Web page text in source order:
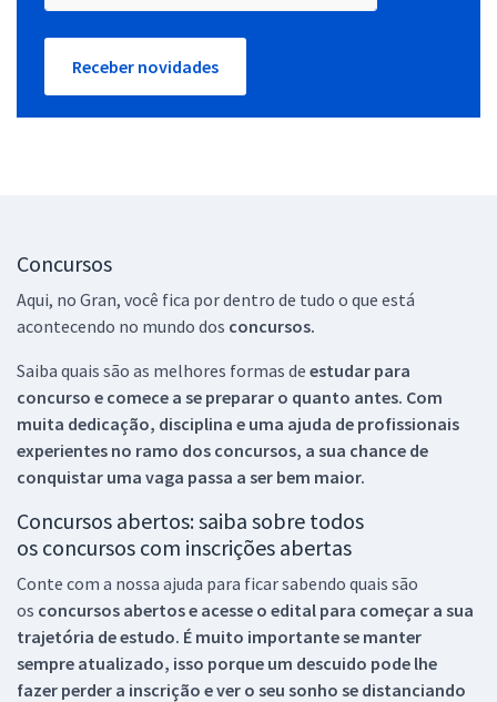
Receber novidades
Concursos
Aqui, no Gran, você fica por dentro de tudo o que está
acontecendo no mundo dos concursos.
Saiba quais são as melhores formas de estudar para
concurso e comece a se preparar o quanto antes. Com
muita dedicação, disciplina e uma ajuda de profissionais
experientes no ramo dos concursos, a sua chance de
conquistar uma vaga passa a ser bem maior.
Concursos abertos: saiba sobre todos
os concursos com inscrições abertas
Conte com a nossa ajuda para ficar sabendo quais são
os concursos abertos e acesse o edital para começar a sua
trajetória de estudo. É muito importante se manter
sempre atualizado, isso porque um descuido pode lhe
fazer perder a inscrição e ver o seu sonho se distanciando